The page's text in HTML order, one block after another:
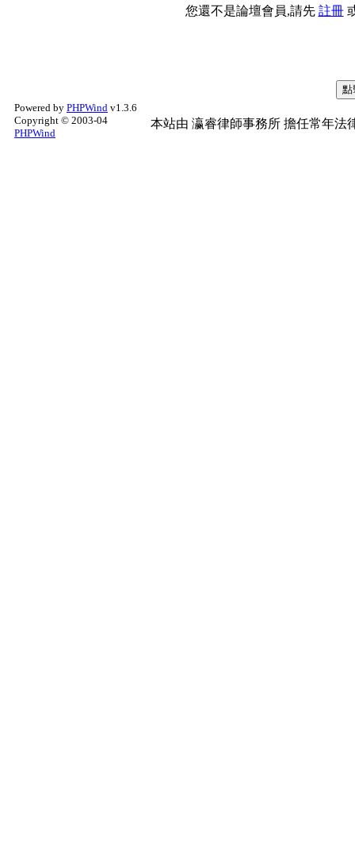
您還不是論壇會員,請先 註冊
Powered by PHPWind v1.3.6
Copyright © 2003-04
PHPWind
本站由 瀛睿律師事務所 擔任常年法